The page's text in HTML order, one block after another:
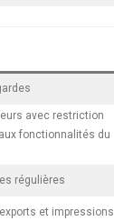
avec restriction
fonctionnalités du
régulières
et impressions